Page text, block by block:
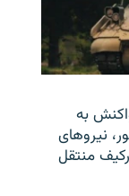
به
نیروهای
منتقل